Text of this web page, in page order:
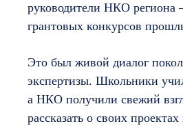
руководители НКО региона
грантовых конкурсов
Это был живой диалог
экспертизы. Школьники
а НКО получили свежий
рассказать о своих